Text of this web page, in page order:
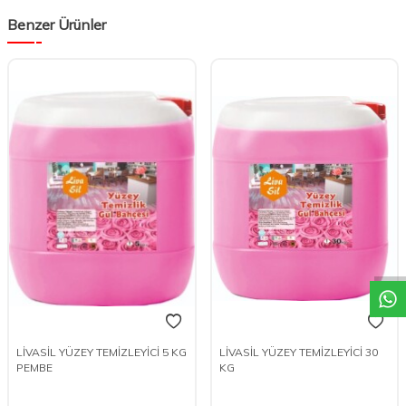
W
h
t
s
a
p
p
D
e
s
e
H
a
t
t
Benzer Ürünler
LİVASİL YÜZEY TEMİZLEYİCİ 5 KG
PEMBE
LİVASİL YÜZEY TEMİZLEYİCİ 30
KG